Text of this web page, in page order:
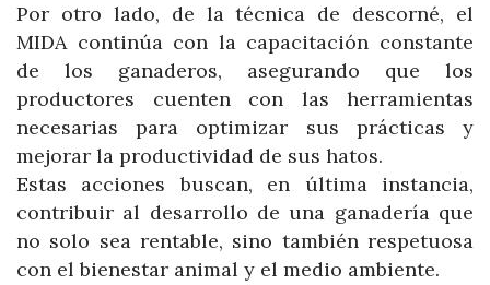
Por otro lado, de la técnica de descorné, el
MIDA continúa con la capacitación constante
de los ganaderos, asegurando que los
productores cuenten con las herramientas
necesarias para optimizar sus prácticas y
mejorar la productividad de sus hatos.
Estas acciones buscan, en última instancia,
contribuir al desarrollo de una ganadería que
no solo sea rentable, sino también respetuosa
con el bienestar animal y el medio ambiente.